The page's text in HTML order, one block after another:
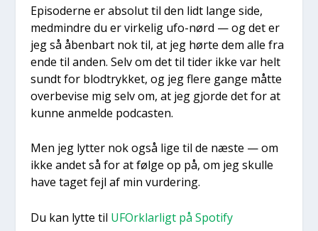
Epi­so­der­ne er abso­lut til den lidt lan­ge side,
med­min­dre du er vir­ke­lig ufo-nørd — og det er
jeg så åben­bart nok til, at jeg hør­te dem alle fra
ende til anden. Selv om det til tider ikke var helt
sundt for blod­tryk­ket, og jeg fle­re gan­ge måt­te
over­be­vi­se mig selv om, at jeg gjor­de det for at
kun­ne anmel­de podca­sten.
Men jeg lyt­ter nok også lige til de næste — om
ikke andet så for at føl­ge op på, om jeg skul­le
have taget fejl af min vur­de­ring.
Du kan lyt­te til UFOr­klar­ligt på Spo­ti­fy